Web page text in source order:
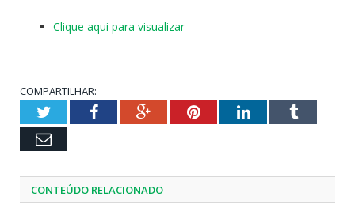
Clique aqui para visualizar
COMPARTILHAR:
TwitterFacebookGoogle+PinterestLinkedInTumblr
Email
CONTEÚDO RELACIONADO